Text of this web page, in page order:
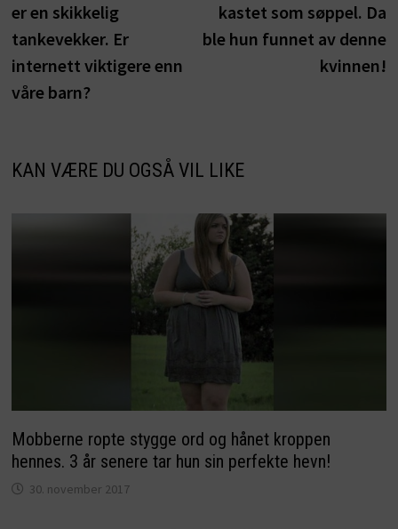
er en skikkelig
tankevekker. Er
internett viktigere enn
våre barn?
kastet som søppel. Da
ble hun funnet av denne
kvinnen!
KAN VÆRE DU OGSÅ VIL LIKE
Mobberne ropte stygge ord og hånet kroppen
hennes. 3 år senere tar hun sin perfekte hevn!
30. november 2017